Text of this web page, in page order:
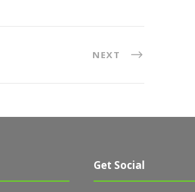
NEXT
Get Social